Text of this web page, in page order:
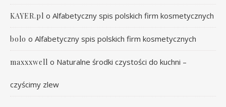
KAYER.pl o Alfabetyczny spis polskich firm kosmetycznych
bolo o Alfabetyczny spis polskich firm kosmetycznych
maxxxwell o Naturalne środki czystości do kuchni –
czyścimy zlew